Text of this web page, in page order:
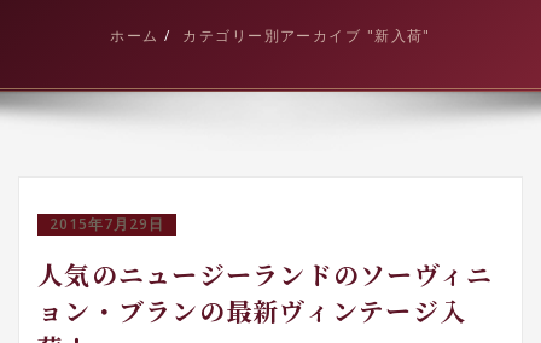
ョ
切
ホーム カテゴリー別アーカイブ "新入荷"
2015年7月29日
人気のニュージーランドのソーヴィニ
ョン・ブランの最新ヴィンテージ入